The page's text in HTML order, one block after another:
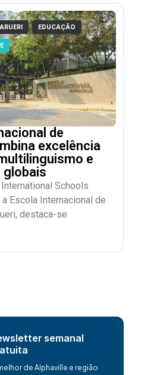
EDUCAÇÃO
de
excelência
e
globais
Schools
Escola Internacional de
destaca-se
semanal
de Alphaville e região